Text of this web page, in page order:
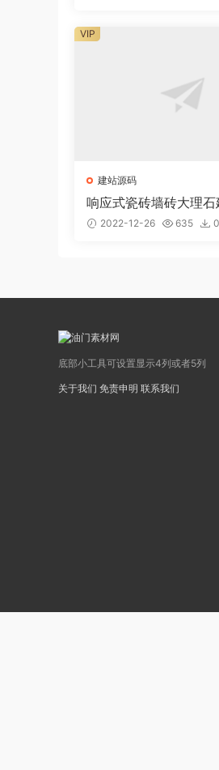
建站源码
响应式瓷砖墙砖大理石
站eyoucms易优模板
2022-12-26 635 0
VIP
底部小工具可设置显示4列或者5列
关于我们 免责申明 联系我们